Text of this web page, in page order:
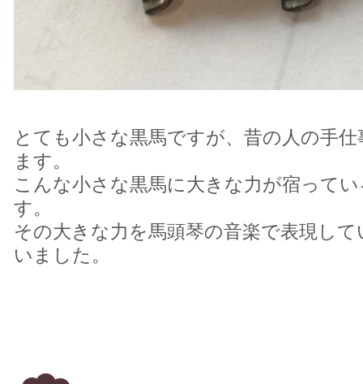
とても小さな黒馬ですが、昔の人の手
ます。
こんな小さな黒馬に大きな力が宿って
す。
その大きな力を馬頭琴の音楽で表現し
いました。